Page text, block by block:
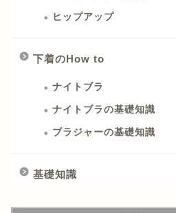
ヒップアップ
下着のHow to
ナイトブラ
ナイトブラの基礎知識
ブラジャーの基礎知識
基礎知識